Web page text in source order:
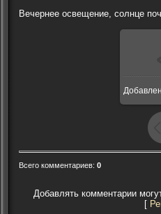
Вечернее освещение, солнце
Всего комментариев: 0
Добавлять комментарии
[